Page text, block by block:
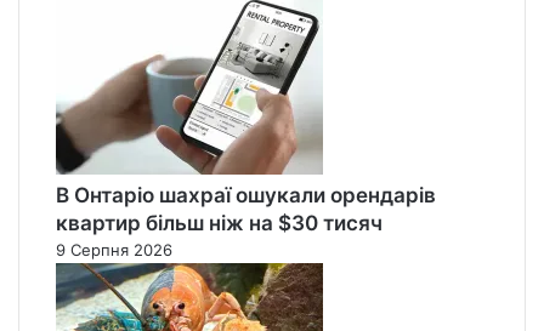
В Онтаріо шахраї ошукали орендарів
квартир більш ніж на $30 тисяч
9 Серпня 2026